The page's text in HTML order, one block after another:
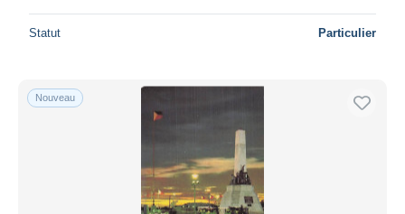
Statut Particulier
Nouveau